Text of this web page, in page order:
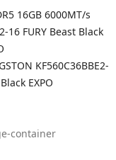
KF560C36BBE2-
EXPO
container